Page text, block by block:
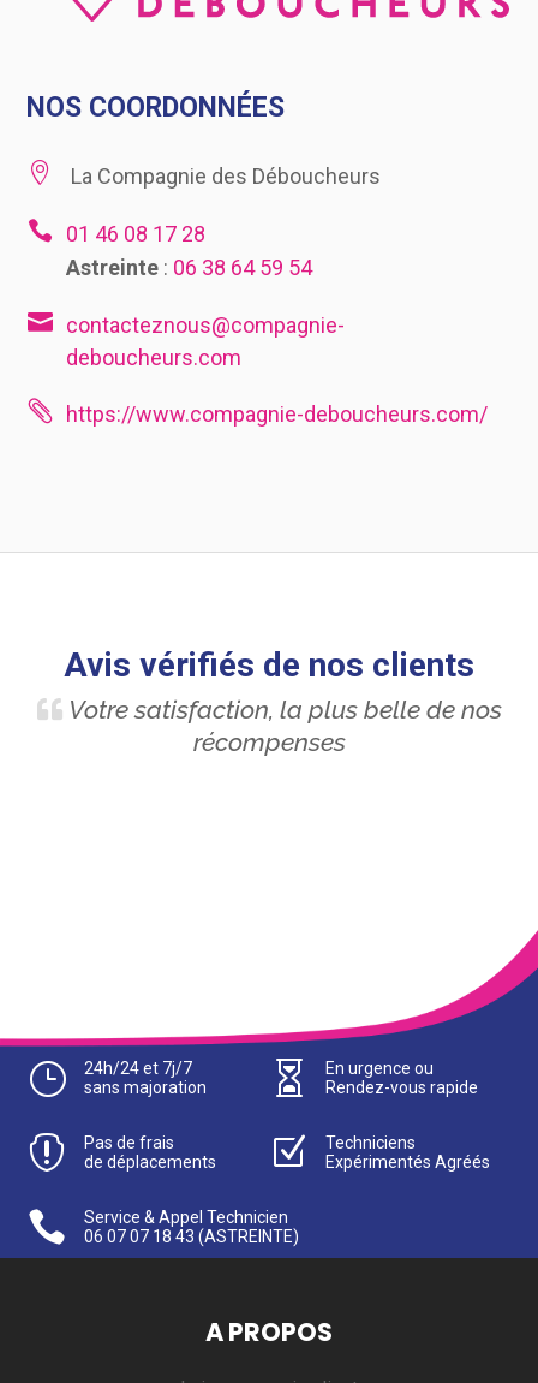
NOS COORDONNÉES
 La Compagnie des Déboucheurs

01 46 08 17 28
Astreinte: 06 38 64 59 54
 contacteznous@compagnie-
deboucheurs.com
 https://www.compagnie-deboucheurs.com/
Avis vérifiés de nos clients
Votre satisfaction, la plus belle de nos
récompenses
}
24h/24 et 7j/7
sans majoration

En urgence ou
Rendez-vous rapide

Pas de frais
de déplacements
Z
Techniciens
Expérimentés Agréés

Service & Appel Technicien
06 07 07 18 43 (ASTREINTE)
A PROPOS